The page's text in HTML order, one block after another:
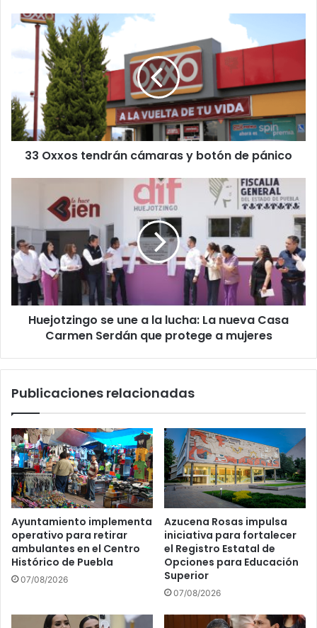
33
Oxxos
tendrán
cámaras
botón
de
pánico
33 Oxxos tendrán cámaras y botón de pánico
a
la
lucha:
La
nueva
Casa
Carmen
mujeres
Huejotzingo se une a la lucha: La nueva Casa
Carmen Serdán que protege a mujeres
Publicaciones relacionadas
Ayuntamiento implementa
operativo para retirar
ambulantes en el Centro
Histórico de Puebla
07/08/2026
Azucena Rosas impulsa
iniciativa para fortalecer
el Registro Estatal de
Opciones para Educación
Superior
07/08/2026